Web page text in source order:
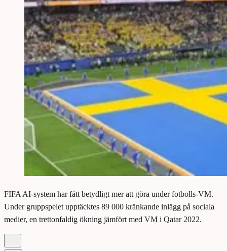
FIFA AI-system har fått betydligt mer att göra under fotbolls-VM.
Under gruppspelet upptäcktes 89 000 kränkande inlägg på sociala
medier, en trettonfaldig ökning jämfört med VM i Qatar 2022.